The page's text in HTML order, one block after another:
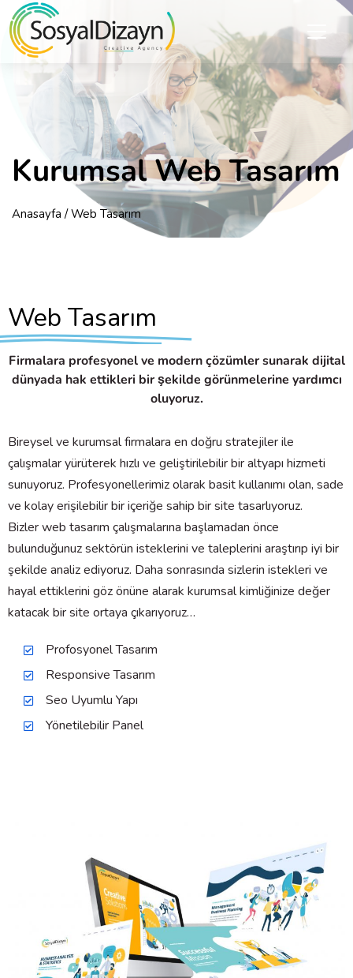
Kurumsal Web Tasarım
Anasayfa / Web Tasarım
Web Tasarım
Firmalara profesyonel ve modern çözümler sunarak dijital
dünyada hak ettikleri bir şekilde görünmelerine yardımcı
oluyoruz.
Bireysel ve kurumsal firmalara en doğru stratejiler ile
çalışmalar yürüterek hızlı ve geliştirilebilir bir altyapı hizmeti
sunuyoruz. Profesyonellerimiz olarak basit kullanımı olan, sade
ve kolay erişilebilir bir içeriğe sahip bir site tasarlıyoruz.
Bizler web tasarım çalışmalarına başlamadan önce
bulunduğunuz sektörün isteklerini ve taleplerini araştırıp iyi bir
şekilde analiz ediyoruz. Daha sonrasında sizlerin istekleri ve
hayal ettiklerini göz önüne alarak kurumsal kimliğinize değer
katacak bir site ortaya çıkarıyoruz…
Profosyonel Tasarım
Responsive Tasarım
Seo Uyumlu Yapı
Yönetilebilir Panel